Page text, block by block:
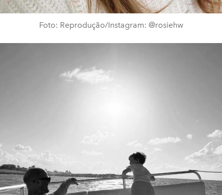
Foto: Reprodução/Instagram: @rosiehw